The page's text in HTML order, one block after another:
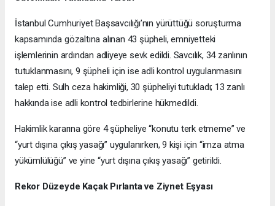
İstanbul Cumhuriyet Başsavcılığı’nın yürüttüğü soruşturma
kapsamında gözaltına alınan 43 şüpheli, emniyetteki
işlemlerinin ardından adliyeye sevk edildi. Savcılık, 34 zanlının
tutuklanmasını, 9 şüpheli için ise adli kontrol uygulanmasını
talep etti. Sulh ceza hakimliği, 30 şüpheliyi tutukladı; 13 zanlı
hakkında ise adli kontrol tedbirlerine hükmedildi.
Hakimlik kararına göre 4 şüpheliye “konutu terk etmeme” ve
“yurt dışına çıkış yasağı” uygulanırken, 9 kişi için “imza atma
yükümlülüğü” ve yine “yurt dışına çıkış yasağı” getirildi.
Rekor Düzeyde Kaçak Pırlanta ve Ziynet Eşyası